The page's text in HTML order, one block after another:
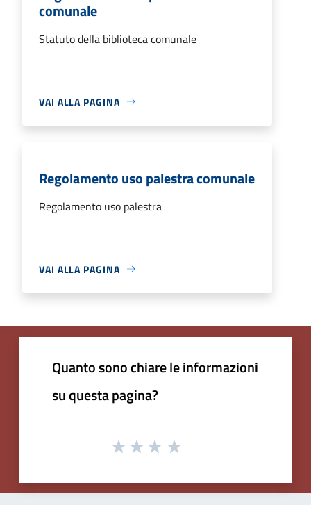
comunale
Statuto della biblioteca comunale
VAI ALLA PAGINA
Regolamento uso palestra comunale
Regolamento uso palestra
VAI ALLA PAGINA
Quanto sono chiare le informazioni
su questa pagina?